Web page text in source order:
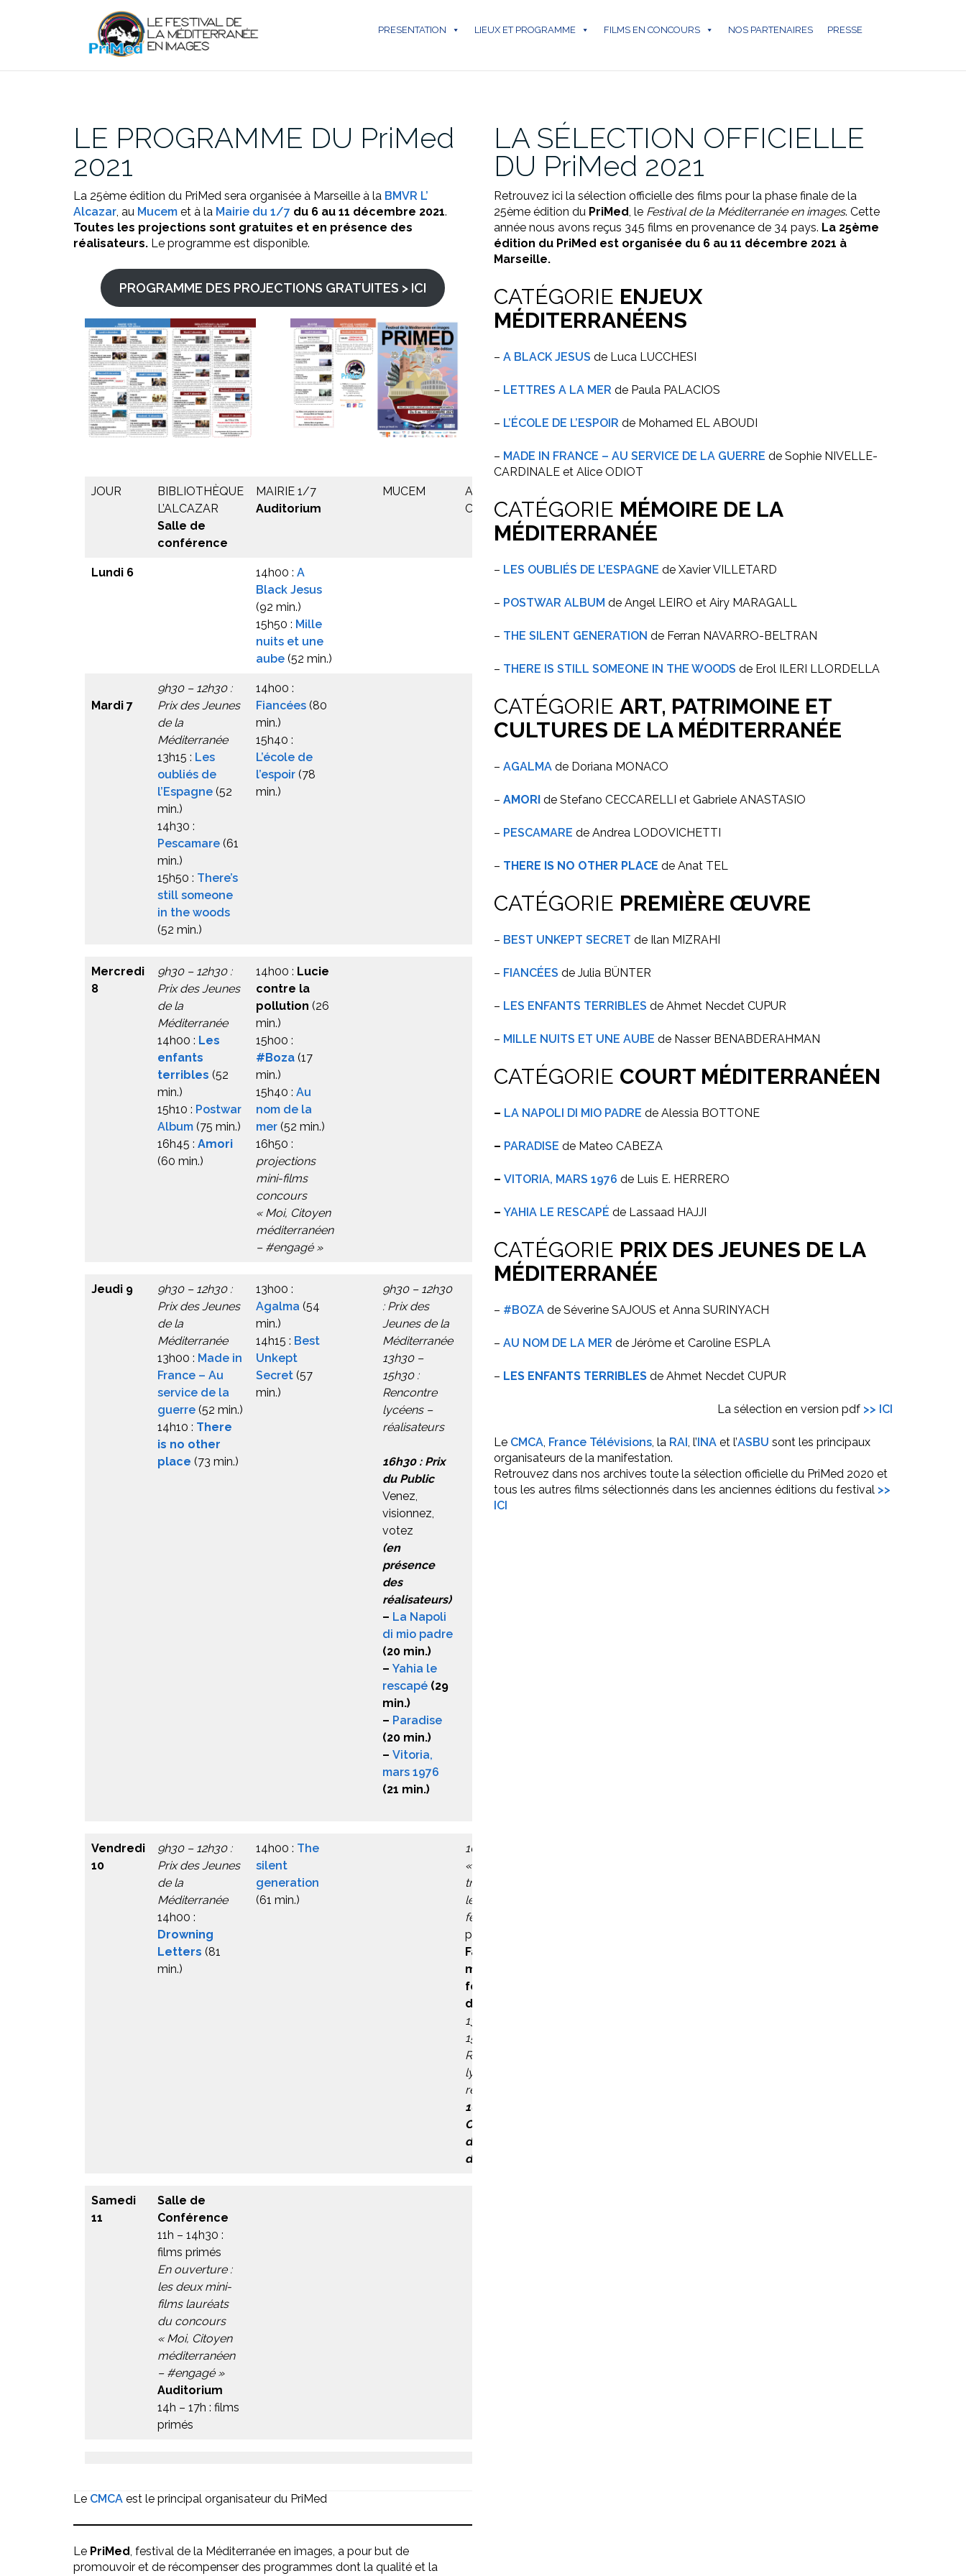
PRESENTATION LIEUX ET PROGRAMME FILMS EN CONCOURS NOS PARTENAIRES PRESSE
LE PROGRAMME DU PriMed
2021
La 25ème édition du PriMed sera organisée à Marseille à la BMVR L’
Alcazar, au Mucem et à la Mairie du 1/7 du 6 au 11 décembre 2021.
Toutes les projections sont gratuites et en présence des
réalisateurs. Le programme est disponible.
PROGRAMME DES PROJECTIONS GRATUITES > ICI
JOUR
BIBLIOTHÈQUE
L’ALCAZAR
Salle de
conférence
MAIRIE 1/7
Auditorium
MUCEM
ARTPLEXE
CANEBIERE
Lundi 6 14h00 : A
Black Jesus
(92 min.)
15h50 : Mille
nuits et une
aube (52 min.)
Mardi 7
9h30 – 12h30 :
Prix des Jeunes
de la
Méditerranée
13h15 : Les
oubliés de
l’Espagne (52
min.)
14h30 :
Pescamare (61
min.)
15h50 : There’s
still someone
in the woods
(52 min.)
14h00 :
Fiancées (80
min.)
15h40 :
L’école de
l’espoir (78
min.)
Mercredi
8
9h30 – 12h30 :
Prix des Jeunes
de la
Méditerranée
14h00 : Les
enfants
terribles (52
min.)
15h10 : Postwar
Album (75 min.)
16h45 : Amori
(60 min.)
14h00 : Lucie
contre la
pollution (26
min.)
15h00 :
#Boza (17
min.)
15h40 : Au
nom de la
mer (52 min.)
16h50 :
projections
mini-films
concours
« Moi, Citoyen
méditerranéen
– #engagé »
Jeudi 9
9h30 – 12h30 :
Prix des Jeunes
de la
Méditerranée
13h00 : Made in
France – Au
service de la
guerre (52 min.)
14h10 : There
is no other
place (73 min.)
13h00 :
Agalma (54
min.)
14h15 : Best
Unkept
Secret (57
min.)
9h30 – 12h30
: Prix des
Jeunes de la
Méditerranée
13h30 –
15h30 :
Rencontre
lycéens –
réalisateurs
16h30 : Prix
du Public
Venez,
visionnez,
votez
(en
présence
des
réalisateurs)
– La Napoli
di mio padre
(20 min.)
– Yahia le
rescapé (29
min.)
– Paradise
(20 min.)
– Vitoria,
mars 1976
(21 min.)
Vendredi
10
9h30 – 12h30 :
Prix des Jeunes
de la
Méditerranée
14h00 :
Drowning
Letters (81
min.)
14h00 : The
silent
generation
(61 min.)
10h :
« Société
traditionnelle,
le réveil des
femmes ? »
projection de
Fadma,
même les
fourmis ont
des ailes
13h30 –
15h30 :
Rencontre
lycéens –
réalisateurs
16h30 :
Cérémonie
de remise
des prix
Samedi
11
Salle de
Conférence
11h – 14h30 :
films primés
En ouverture :
les deux mini-
films lauréats
du concours
« Moi, Citoyen
méditerranéen
– #engagé »
Auditorium
14h – 17h : films
primés
Le CMCA est le principal organisateur du PriMed
Le PriMed , festival de la Méditerranée en images, a pour but de
promouvoir et de récompenser des programmes dont la qualité et la
LA SÉLECTION OFFICIELLE
DU PriMed 2021
Retrouvez ici la sélection officielle des films pour la phase finale de la
25ème édition du PriMed, le Festival de la Méditerranée en images. Cette
année nous avons reçus 345 films en provenance de 34 pays. La 25ème
édition du PriMed est organisée du 6 au 11 décembre 2021 à
Marseille.
CATÉGORIE ENJEUX
MÉDITERRANÉENS
– A BLACK JESUS de Luca LUCCHESI
– LETTRES A LA MER de Paula PALACIOS
– L’ÉCOLE DE L’ESPOIR de Mohamed EL ABOUDI
– MADE IN FRANCE – AU SERVICE DE LA GUERRE de Sophie NIVELLE-
CARDINALE et Alice ODIOT
CATÉGORIE MÉMOIRE DE LA
MÉDITERRANÉE
– LES OUBLIÉS DE L’ESPAGNE de Xavier VILLETARD
– POSTWAR ALBUM de Angel LEIRO et Airy MARAGALL
– THE SILENT GENERATION de Ferran NAVARRO-BELTRAN
– THERE IS STILL SOMEONE IN THE WOODS de Erol ILERI LLORDELLA
CATÉGORIE ART, PATRIMOINE ET
CULTURES DE LA MÉDITERRANÉE
– AGALMA de Doriana MONACO
– AMORI de Stefano CECCARELLI et Gabriele ANASTASIO
– PESCAMARE de Andrea LODOVICHETTI
– THERE IS NO OTHER PLACE de Anat TEL
CATÉGORIE PREMIÈRE ŒUVRE
– BEST UNKEPT SECRET de Ilan MIZRAHI
– FIANCÉES de Julia BÜNTER
– LES ENFANTS TERRIBLES de Ahmet Necdet CUPUR
– MILLE NUITS ET UNE AUBE de Nasser BENABDERAHMAN
CATÉGORIE COURT MÉDITERRANÉEN
– LA NAPOLI DI MIO PADRE de Alessia BOTTONE
– PARADISE de Mateo CABEZA
– VITORIA, MARS 1976 de Luis E. HERRERO
– YAHIA LE RESCAPÉ de Lassaad HAJJI
CATÉGORIE PRIX DES JEUNES DE LA
MÉDITERRANÉE
– #BOZA de Séverine SAJOUS et Anna SURINYACH
– AU NOM DE LA MER de Jérôme et Caroline ESPLA
– LES ENFANTS TERRIBLES de Ahmet Necdet CUPUR
La sélection en version pdf >> ICI
Le CMCA, France Télévisions, la RAI , l’ INA et l’ASBU sont les principaux
organisateurs de la manifestation.
Retrouvez dans nos archives toute la sélection officielle du PriMed 2020 et
tous les autres films sélectionnés dans les anciennes éditions du festival >>
ICI